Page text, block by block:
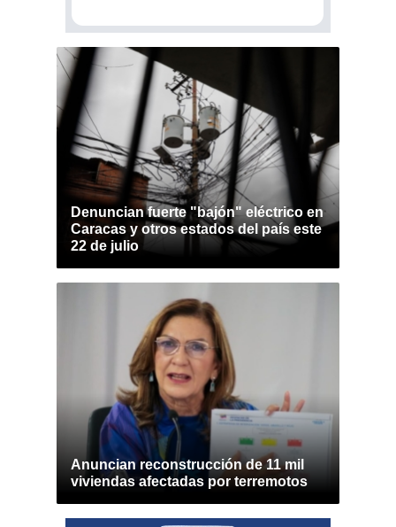
Denuncian fuerte "bajón" eléctrico en
Caracas y otros estados del país este
22 de julio
Anuncian reconstrucción de 11 mil
viviendas afectadas por terremotos